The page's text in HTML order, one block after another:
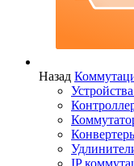
Назад
IP